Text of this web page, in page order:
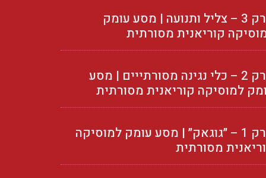
פרק 3 – צליל ותנועה | מסע עומק
קוריאנית מסורתית
פרק 2 – כלי נגינה מסורתייים | מסע
למוסיקה קוריאנית מסורתית
פרק 1 – ״גוגאק״ | מסע עומק למוסיקה
מסורתית